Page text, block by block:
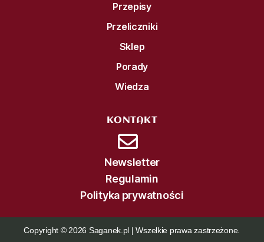
Przepisy
Przeliczniki
Sklep
Porady
Wiedza
KONTAKT
Newsletter
Regulamin
Polityka prywatności
Copyright © 2026 Saganek.pl | Wszelkie prawa zastrzeżone.